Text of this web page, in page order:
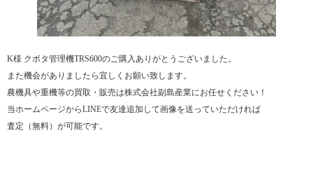
K様 クボタ管理機TRS600のご購入ありがとうございました。
また機会がありましたら宜しくお願い致します。
農機具や重機等の買取・販売は株式会社副島産業にお任せください！
当ホームページからLINEで友達追加して画像を送っていただければ
査定（無料）が可能です。